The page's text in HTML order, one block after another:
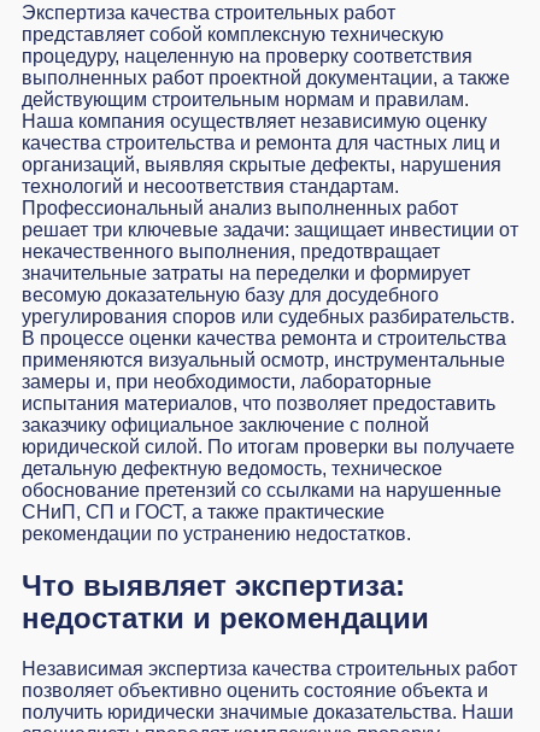
Экспертиза качества строительных работ
представляет собой комплексную техническую
процедуру, нацеленную на проверку соответствия
выполненных работ проектной документации, а также
действующим строительным нормам и правилам.
Наша компания осуществляет независимую оценку
качества строительства и ремонта для частных лиц и
организаций, выявляя скрытые дефекты, нарушения
технологий и несоответствия стандартам.
Профессиональный анализ выполненных работ
решает три ключевые задачи: защищает инвестиции от
некачественного выполнения, предотвращает
значительные затраты на переделки и формирует
весомую доказательную базу для досудебного
урегулирования споров или судебных разбирательств.
В процессе оценки качества ремонта и строительства
применяются визуальный осмотр, инструментальные
замеры и, при необходимости, лабораторные
испытания материалов, что позволяет предоставить
заказчику официальное заключение с полной
юридической силой. По итогам проверки вы получаете
детальную дефектную ведомость, техническое
обоснование претензий со ссылками на нарушенные
СНиП, СП и ГОСТ, а также практические
рекомендации по устранению недостатков.
Что выявляет экспертиза:
недостатки и рекомендации
Независимая экспертиза качества строительных работ
позволяет объективно оценить состояние объекта и
получить юридически значимые доказательства. Наши